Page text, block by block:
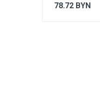
78.72 BYN